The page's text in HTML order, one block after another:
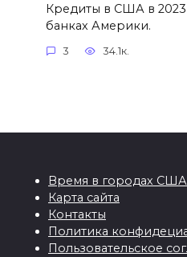
Кредиты в США в 2023
банках Америки.
3 34.1к.
Время в городах США
Карта сайта
Контакты
Политика
Пользовательское